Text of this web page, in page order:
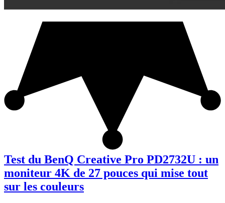
Test du BenQ Creative Pro PD2732U : un
moniteur 4K de 27 pouces qui mise tout
sur les couleurs